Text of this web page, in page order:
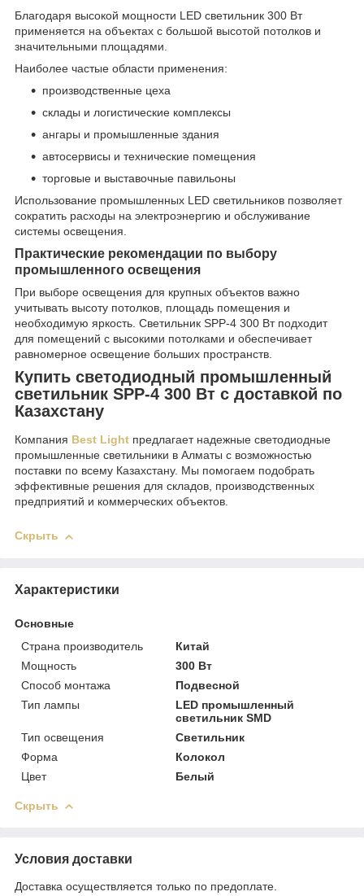
Благодаря высокой мощности LED светильник 300 Вт
применяется на объектах с большой высотой потолков и
значительными площадями.
Наиболее частые области применения:
производственные цеха
склады и логистические комплексы
ангары и промышленные здания
автосервисы и технические помещения
торговые и выставочные павильоны
Использование промышленных LED светильников позволяет
сократить расходы на электроэнергию и обслуживание
системы освещения.
Практические рекомендации по выбору
промышленного освещения
При выборе освещения для крупных объектов важно
учитывать высоту потолков, площадь помещения и
необходимую яркость. Светильник SPP-4 300 Вт подходит
для помещений с высокими потолками и обеспечивает
равномерное освещение больших пространств.
Купить светодиодный промышленный
светильник SPP-4 300 Вт с доставкой по
Казахстану
Компания Best Light предлагает надежные светодиодные
промышленные светильники в Алматы с возможностью
поставки по всему Казахстану. Мы помогаем подобрать
эффективные решения для складов, производственных
предприятий и коммерческих объектов.
Скрыть
Характеристики
Основные
Страна производитель
Китай
Мощность
300 Вт
Способ монтажа
Подвесной
Тип лампы
LED промышленный
светильник SMD
Тип освещения
Светильник
Форма
Колокол
Цвет
Белый
Скрыть
Условия доставки
Доставка осуществляется только по предоплате.